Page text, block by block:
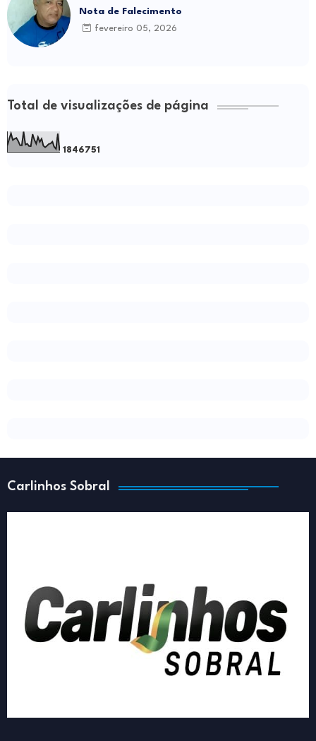
Nota de Falecimento
fevereiro 05, 2026
Total de visualizações de página
1 846751
Carlinhos Sobral